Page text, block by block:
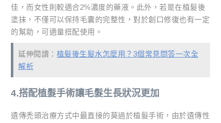
佳，而女性則較適合2%濃度的藥液。此外，若是在植髮後
塗抹，不僅可以保持毛囊的完整性，對於創口修復也有一定
的幫助，可適量搭配使用。
延伸閱讀： 植髮後生髮水怎麼用？3個常見問答一次全
解析
4.搭配植髮手術讓毛髮生長狀況更加
遺傳禿頭治療方式中最直接的莫過於植髮手術，由於遺傳性